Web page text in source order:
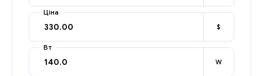
Ціна
$
Вт
W